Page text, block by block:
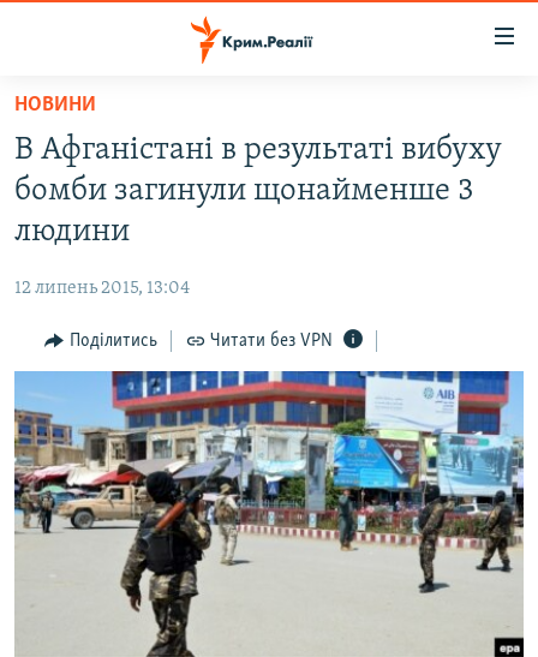
Перейти
основного
матеріалу
до
основної
Перейти
до
пошуку
НОВИНИ
ВОДА.КРИМ
БЛОГИ
ПОГЛЯД
ІНТЕРВ'Ю
ВСЕ ЗА ДЕНЬ
СПЕЦПРОЕКТИ
ДЕПОРТАЦІЯ
ВІДЕОУРОКИ «ELIFBE»
СВІДЧЕННЯ ОКУПАЦІЇ
УКРАЇНСЬКА ПРОБЛЕМА КРИМУ
ЯК ОБІЙТИ БЛОКУВАННЯ
НОВИНИ
В Афганістані в результаті вибуху
бомби загинули щонайменше 3
людини
12 липень 2015, 13:04
Поділитись Читати без VPN